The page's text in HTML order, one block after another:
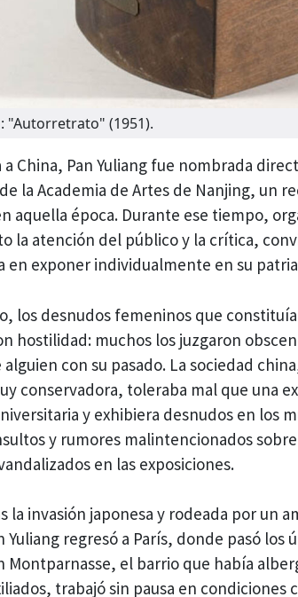
"Autorretrato" (1951).
a China, Pan Yuliang fue nombrada
la Academia de Artes de Nanjing, un
aquella época. Durante ese tiempo,
la atención del público y la crítica,
en exponer individualmente en su
los desnudos femeninos que
hostilidad: muchos los juzgaron
con su pasado. La sociedad
conservadora, toleraba mal que una
y exhibiera desnudos en los
y rumores malintencionados
en las exposiciones.
la invasión japonesa y rodeada por un
Yuliang regresó a París, donde pasó los
Montparnasse, el barrio que había
trabajó sin pausa en condiciones